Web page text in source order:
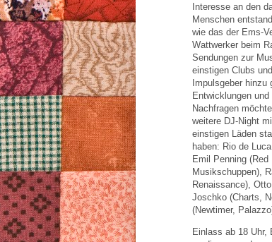
Interesse an den
Menschen
wie das der Ems-
Wattwerker beim
Sendungen zur
einstigen Clubs
Impulsgeber hinzu
Entwicklungen
Nachfragen
weitere DJ-Night
einstigen Läden
haben: Rio de
Emil Penning
Musikschuppen),
Renaissance),
Joschko (Charts,
(Newtimer,
Einlass ab 18 Uhr,